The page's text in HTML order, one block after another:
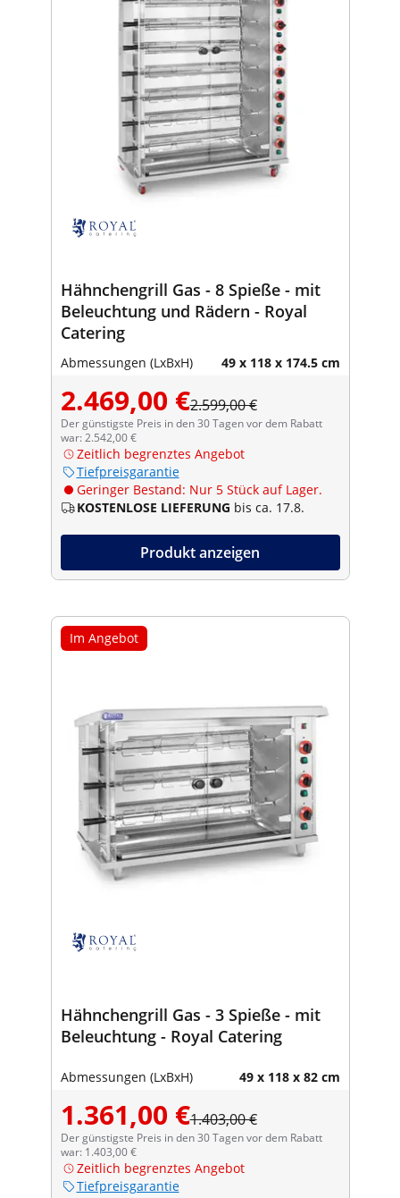
Hähnchengrill Gas - 8 Spieße - mit
Beleuchtung und Rädern - Royal
Catering
Abmessungen (LxBxH) 49 x 118 x 174.5 cm
2.469,00 €2.599,00 €
Der günstigste Preis in den 30 Tagen vor dem Rabatt
war: 2.542,00 €
Zeitlich begrenztes Angebot
Tiefpreisgarantie
Geringer Bestand: Nur 5 Stück auf Lager.
KOSTENLOSE LIEFERUNG bis ca. 17.8.
Produkt anzeigen
Im Angebot
Hähnchengrill Gas - 3 Spieße - mit
Beleuchtung - Royal Catering
Abmessungen (LxBxH) 49 x 118 x 82 cm
1.361,00 €1.403,00 €
Der günstigste Preis in den 30 Tagen vor dem Rabatt
war: 1.403,00 €
Zeitlich begrenztes Angebot
Tiefpreisgarantie